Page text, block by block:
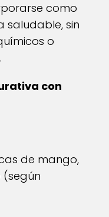
como
saludable, sin
o
con
de mango,